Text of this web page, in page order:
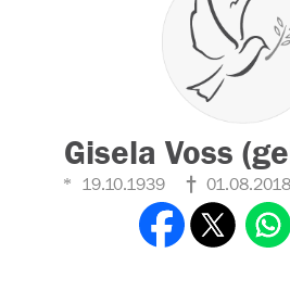
Gisela Voss
19.10.1939 01.08.2018